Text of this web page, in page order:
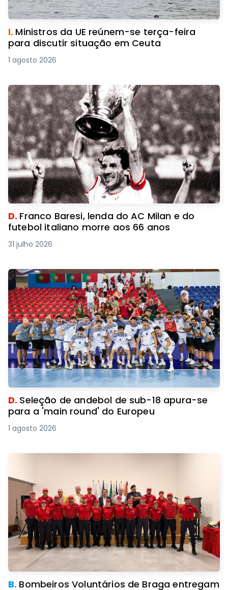
I. Ministros da UE reúnem-se terça-feira
para discutir situação em Ceuta
1 agosto 2026
D. Franco Baresi, lenda do AC Milan e do
futebol italiano morre aos 66 anos
31 julho 2026
D. Seleção de andebol de sub-18 apura-se
para a 'main round' do Europeu
1 agosto 2026
B. Bombeiros Voluntários de Braga entregam